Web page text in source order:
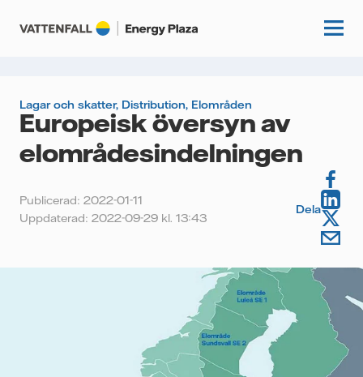
Start
Fördjupning
Artiklar
Podcasts
Lagar och skatter, Distribution, Elområden
Europeisk översyn av
elområdesindelningen
Publicerad: 2022-01-11
Uppdaterad: 2022-09-29 kl. 13:43
Dela